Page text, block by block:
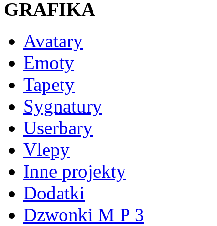
GRAFIKA
Avatary
Emoty
Tapety
Sygnatury
Userbary
Vlepy
Inne projekty
Dodatki
Dzwonki M P 3